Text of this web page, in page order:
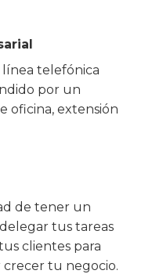
línea telefónica
por un
oficina, extensión
de tener un
tus tareas
clientes para
tu negocio.